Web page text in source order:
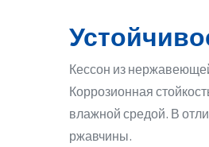
Кессон из
Коррозионная
влажной средой. В
ржавчины.